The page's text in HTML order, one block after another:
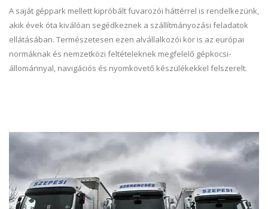
A saját géppark mellett kipróbált fuvarozói háttérrel is rendelkezünk,
akik évek óta kiválóan segédkeznek a szállítmányozási feladatok
ellátásában. Természetesen ezen alvállalkozói kör is az európai
normáknak és nemzetközi feltételeknek megfelelő gépkocsi-
állománnyal, navigációs és nyomkövető készülékekkel felszerelt.